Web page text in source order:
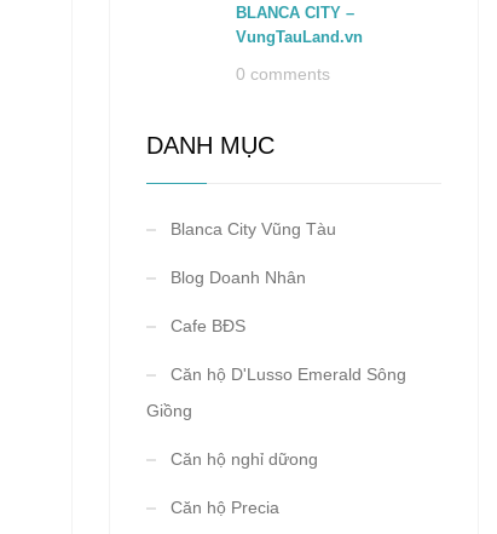
BLANCA CITY –
VungTauLand.vn
0 comments
DANH MỤC
Blanca City Vũng Tàu
Blog Doanh Nhân
Cafe BĐS
Căn hộ D'Lusso Emerald Sông
Giồng
Căn hộ nghỉ dữong
Căn hộ Precia